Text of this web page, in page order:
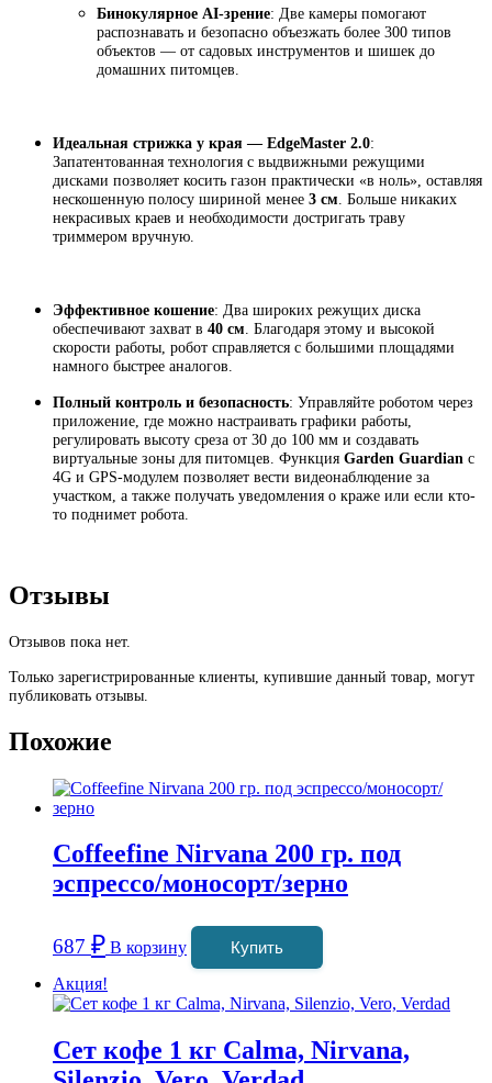
Бинокулярное AI-зрение: Две камеры помогают
распознавать и безопасно объезжать более 300 типов
объектов — от садовых инструментов и шишек до
домашних питомцев.
Идеальная стрижка у края — EdgeMaster 2.0:
Запатентованная технология с выдвижными режущими
дисками позволяет косить газон практически «в ноль», оставляя
нескошенную полосу шириной менее 3 см . Больше никаких
некрасивых краев и необходимости достригать траву
триммером вручную.
Эффективное кошение: Два широких режущих диска
обеспечивают захват в 40 см . Благодаря этому и высокой
скорости работы, робот справляется с большими площадями
намного быстрее аналогов.
Полный контроль и безопасность: Управляйте роботом через
приложение, где можно настраивать графики работы,
регулировать высоту среза от 30 до 100 мм и создавать
виртуальные зоны для питомцев. Функция Garden Guardian с
4G и GPS-модулем позволяет вести видеонаблюдение за
участком, а также получать уведомления о краже или если кто-
то поднимет робота.
Отзывы
Отзывов пока нет.
Только зарегистрированные клиенты, купившие данный товар, могут
публиковать отзывы.
Похожие
Coffeefine Nirvana 200 гр. под
эспрессо/моносорт/зерно
687 ₽ В корзину
Купить
Акция!
Сет кофе 1 кг Calma, Nirvana,